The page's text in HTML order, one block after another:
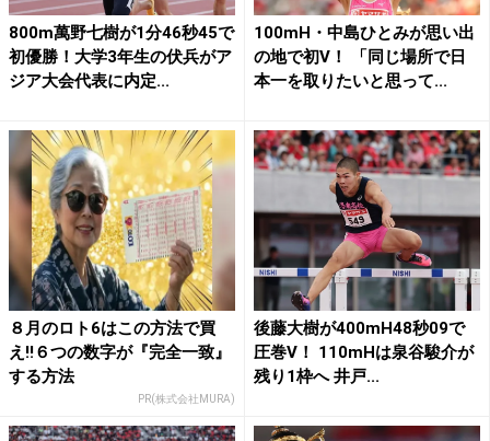
800m萬野七樹が1分46秒45で
初優勝！大学3年生の伏兵がア
ジア大会代表に内定...
100mH・中島ひとみが思い出
の地で初V！ 「同じ場所で日
本一を取りたいと思って...
８月のロト6はこの方法で買
え!!６つの数字が『完全一致』
する方法
PR(株式会社MURA)
後藤大樹が400mH48秒09で
圧巻V！ 110mHは泉谷駿介が
残り1枠へ 井戸...